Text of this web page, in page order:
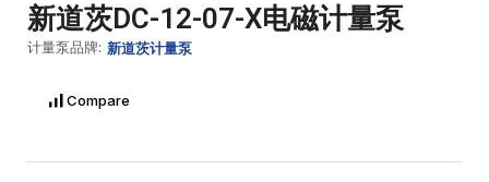
新道茨DC-12-07-X电磁计量泵
计量泵品牌: 新道茨计量泵
Compare